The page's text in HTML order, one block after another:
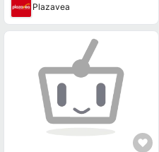
Plazavea